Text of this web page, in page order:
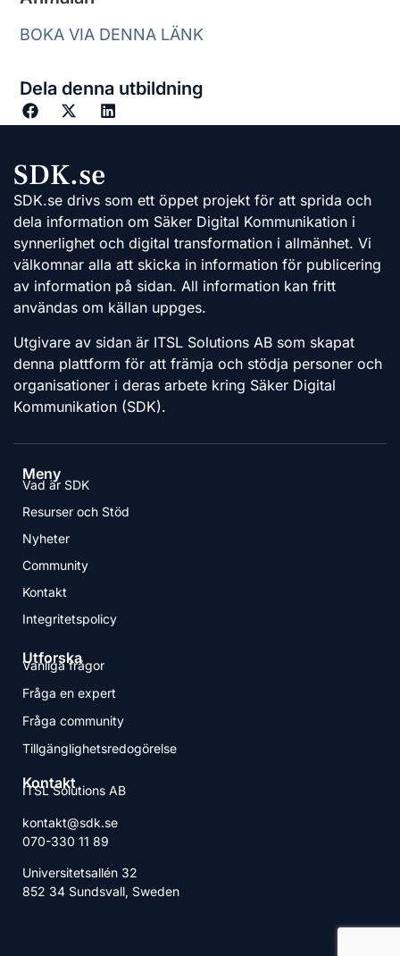
BOKA VIA DENNA LÄNK
Dela denna utbildning
SDK.se
SDK.se drivs som ett öppet projekt för att sprida och
dela information om Säker Digital Kommunikation i
synnerlighet och digital transformation i allmänhet. Vi
välkomnar alla att skicka in information för publicering
av information på sidan. All information kan fritt
användas om källan uppges.
Utgivare av sidan är ITSL Solutions AB som skapat
denna plattform för att främja och stödja personer och
organisationer i deras arbete kring Säker Digital
Kommunikation (SDK).
Meny
Vad är SDK
Resurser och Stöd
Nyheter
Community
Kontakt
Integritetspolicy
Utforska
Vanliga frågor
Fråga en expert
Fråga community
Tillgänglighetsredogörelse
Kontakt
ITSL Solutions AB
kontakt@sdk.se
070-330 11 89
Universitetsallén 32
852 34 Sundsvall, Sweden